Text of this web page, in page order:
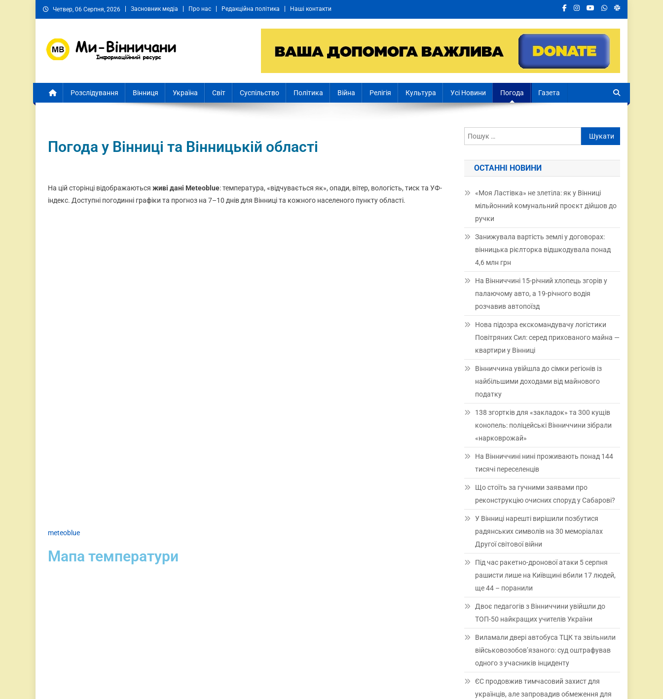
Четвер, 06 Серпня, 2026 Засновник медіа Про нас Редакційна політика Наші контакти
Розслідування Вінниця Україна Світ Суспільство Політика Війна Релігія Культура Усі Новини Погода Газета
Погода у Вінниці та Вінницькій області
На цій сторінці відображаються живі дані Meteoblue: температура, «відчувається як», опади, вітер, вологість, тиск та УФ-
індекс. Доступні погодинні графіки та прогноз на 7–10 днів для Вінниці та кожного населеного пункту області.
meteoblue
Мапа температури
ОСТАННІ НОВИНИ
«Моя Ластівка» не злетіла: як у Вінниці
мільйонний комунальний проєкт дійшов до
ручки
Занижувала вартість землі у договорах:
вінницька рієлторка відшкодувала понад
4,6 млн грн
На Вінниччині 15-річний хлопець згорів у
палаючому авто, а 19-річного водія
розчавив автопоїзд
Нова підозра екскомандувачу логістики
Повітряних Сил: серед прихованого майна —
квартири у Вінниці
Вінниччина увійшла до сімки регіонів із
найбільшими доходами від майнового
податку
138 згортків для «закладок» та 300 кущів
конопель: поліцейські Вінниччини зібрали
«нарковрожай»
На Вінниччині нині проживають понад 144
тисячі переселенців
Що стоїть за гучними заявами про
реконструкцію очисних споруд у Сабарові?
У Вінниці нарешті вирішили позбутися
радянських символів на 30 меморіалах
Другої світової війни
Під час ракетно-дронової атаки 5 серпня
рашисти лише на Київщині вбили 17 людей,
ще 44 – поранили
Двоє педагогів з Вінниччини увійшли до
ТОП-50 найкращих учителів України
Виламали двері автобуса ТЦК та звільнили
військовозобов’язаного: суд оштрафував
одного з учасників інциденту
ЄС продовжив тимчасовий захист для
українців, але запровадив обмеження для